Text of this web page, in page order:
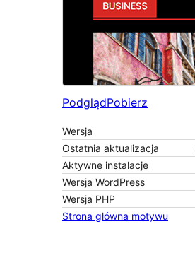
PodglądPobierz
Wersja
Ostatnia aktualizacja
Aktywne instalacje
Wersja WordPress
Wersja PHP
Strona główna motywu